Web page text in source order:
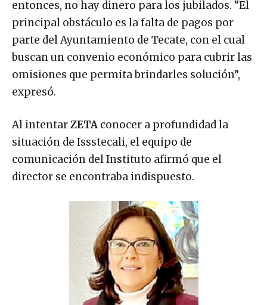
entonces, no hay dinero para los jubilados. “El
principal obstáculo es la falta de pagos por
parte del Ayuntamiento de Tecate, con el cual
buscan un convenio económico para cubrir las
omisiones que permita brindarles solución”,
expresó.
Al intentarZETA conocer a profundidad la
situación de Issstecali, el equipo de
comunicación del Instituto afirmó que el
director se encontraba indispuesto.